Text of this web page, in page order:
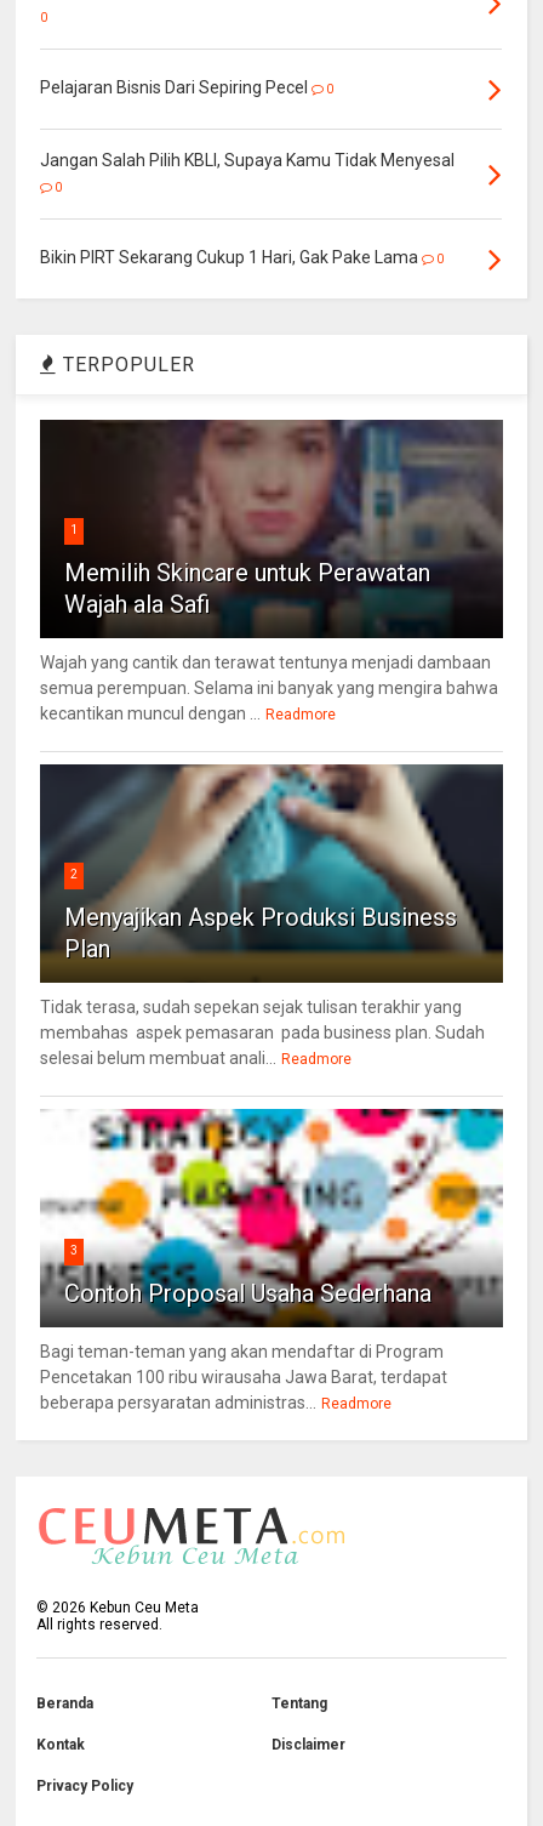
0
Pelajaran Bisnis Dari Sepiring Pecel 0
Jangan Salah Pilih KBLI, Supaya Kamu Tidak Menyesal
0
Bikin PIRT Sekarang Cukup 1 Hari, Gak Pake Lama 0
TERPOPULER
1
Memilih Skincare untuk Perawatan
Wajah ala Safi
Wajah yang cantik dan terawat tentunya menjadi dambaan
semua perempuan. Selama ini banyak yang mengira bahwa
kecantikan muncul dengan ... Readmore
2
Menyajikan Aspek Produksi Business
Plan
Tidak terasa, sudah sepekan sejak tulisan terakhir yang
membahas aspek pemasaran pada business plan. Sudah
selesai belum membuat anali... Readmore
3
Contoh Proposal Usaha Sederhana
Bagi teman-teman yang akan mendaftar di Program
Pencetakan 100 ribu wirausaha Jawa Barat, terdapat
beberapa persyaratan administras... Readmore
©2026 Kebun Ceu Meta
All rights reserved.
Beranda Tentang
Kontak Disclaimer
Privacy Policy